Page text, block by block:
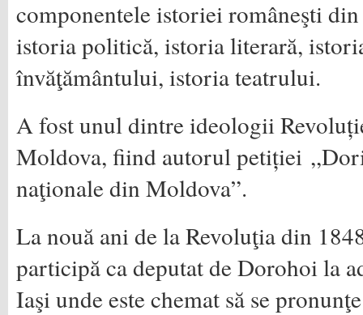
componentele istoriei româneşti
istoria politică, istoria literară,
învăţămân­tului, istoria teatrului.
A fost unul dintre ideologii
Moldova, fiind autorul petiției
naţionale din Moldova”.
La nouă ani de la Revoluţia din
participă ca deputat de Dorohoi la
Iaşi unde este chemat să se